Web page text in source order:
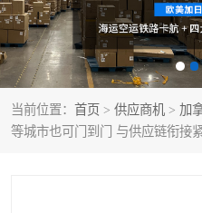
当前位置： 首页 > 供应商机 > 加
等城市也可门到门 与供应链衔接
加拿大海运/空运-双清到
门
墨西哥海运/空运-双清到
门